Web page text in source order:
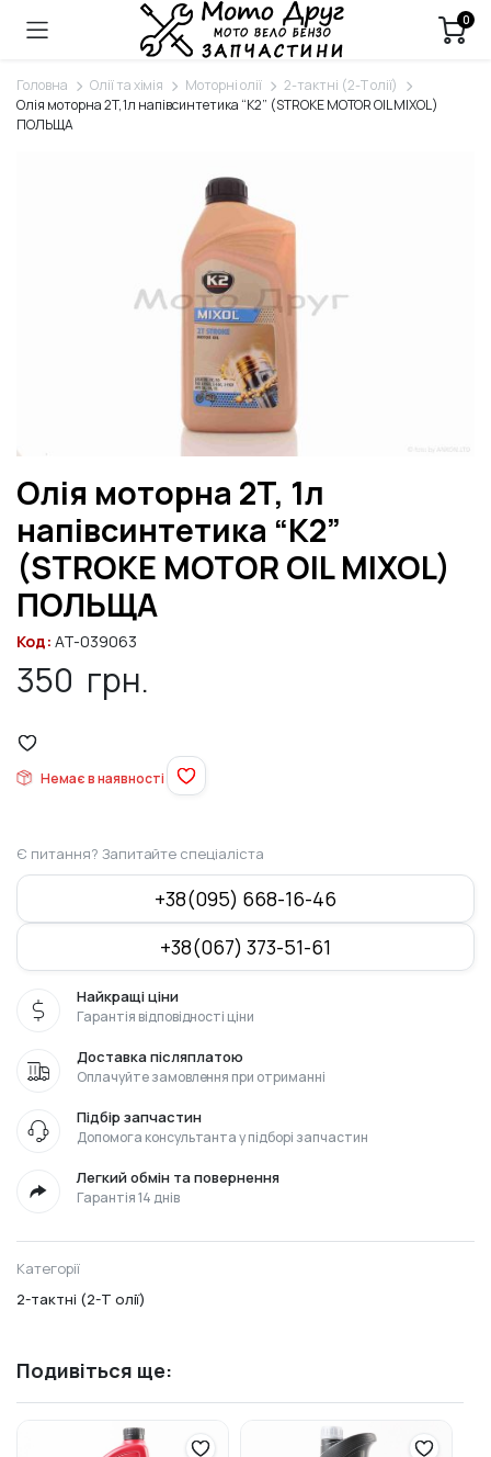
0
Головна Олії та хімія Моторні олії
2-тактні (2-Т олії)
Олія моторна 2T, 1л напівсинтетика “K2” (STROKE MOTOR OIL MIXOL)
ПОЛЬЩА
Олія моторна 2T, 1л
напівсинтетика “K2”
(STROKE MOTOR OIL MIXOL)
ПОЛЬЩА
Код: AT-039063
350 грн.
Немає в наявності
Є питання? Запитайте спеціаліста
+38(095) 668-16-46
+38(067) 373-51-61
Найкращі ціни
Гарантія відповідності ціни
Доставка післяплатою
Оплачуйте замовлення при отриманні
Підбір запчастин
Допомога консультанта у підборі запчастин
Легкий обмін та повернення
Гарантія 14 днів
Категорії
2-тактні (2-Т олії)
Подивіться ще: